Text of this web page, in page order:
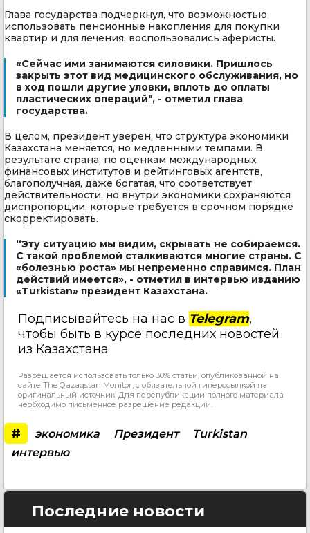
Глава государства подчеркнул, что возможностью
использовать пенсионные накопления для покупки
квартир и для лечения, воспользовались аферисты.
«Сейчас ими занимаются силовики. Пришлось
закрыть этот вид медицинского обслуживания, но
в ход пошли другие уловки, вплоть до оплаты
пластических операций", - отметил глава
государства.
В целом, президент уверен, что структура экономики
Казахстана меняется, но медленными темпами. В
результате страна, по оценкам международных
финансовых институтов и рейтинговых агентств,
благополучная, даже богатая, что соответствует
действительности, но внутри экономики сохраняются
диспропорции, которые требуется в срочном порядке
скорректировать.
“Эту ситуацию мы видим, скрывать не собираемся.
С такой проблемой сталкиваются многие страны. С
«болезнью роста» мы непременно справимся. План
действий имеется», - отметил в интервью изданию
«Turkistan» президент Казахстана.
Подписывайтесь на нас в Telegram,
чтобы быть в курсе последних новостей
из Казахстана
Разрешается использовать только 30% статьи, опубликованной на
сайте The Qazaqstan Monitor, с обязательной гиперссылкой на
оригинальный источник. Для перепубликации полного материала
необходимо письменное разрешение редакции.
# экономика Президент
Turkistan
интервью
Последние новости